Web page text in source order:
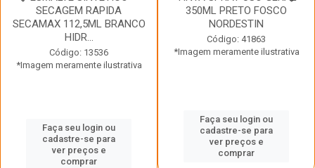
SECAGEM RAPIDA
SECAMAX 112,5ML BRANCO
HIDR...
Código: 13536
*Imagem meramente ilustrativa
Faça seu login ou
cadastre-se para
ver preços e
comprar
350ML PRETO FOSCO
NORDESTIN
Código: 41863
*Imagem meramente ilustrativa
Faça seu login ou
cadastre-se para
ver preços e
comprar